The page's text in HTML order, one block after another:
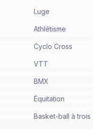
Luge
Athlétisme
Cyclo Cross
VTT
BMX
Équitation
Basket-ball à trois